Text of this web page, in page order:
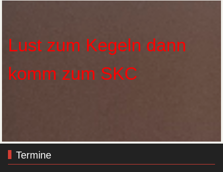
Lust zum Kegeln dann
komm zum SKC
Termine